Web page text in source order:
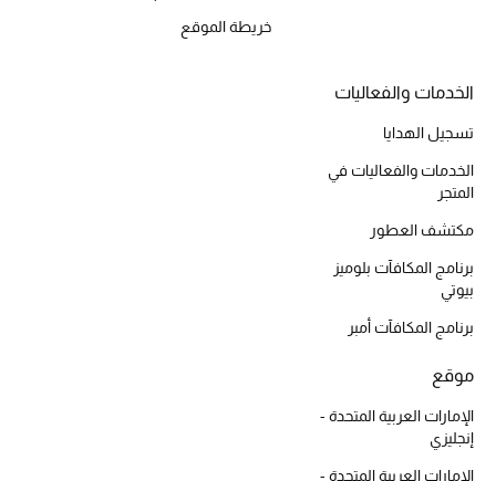
تسوقوا الأحذية
جميع مستحضرات الجمال
الأكثر مبيعاً
خريطة الموقع
الخدمات والفعاليات
تسجيل الهدايا
الخدمات والفعاليات في
المتجر
مكتشف العطور
برنامج المكافآت بلوميز
بيوتي
برنامج المكافآت أمبر
موقع
الإمارات العربية المتحدة -
إنجليزي
الإمارات العربية المتحدة -